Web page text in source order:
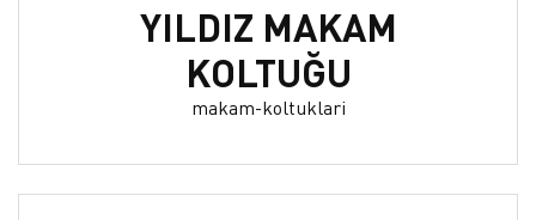
YILDIZ MAKAM
KOLTUĞU
makam-koltuklari